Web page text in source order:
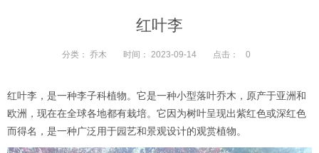
红叶李
分类： 乔木 时间： 2023-09-14 点击： 0
红叶李，是一种李子科植物。它是一种小型落叶乔木，原产于亚洲和
欧洲，现在在全球各地都有栽培。它因为树叶呈现出紫红色或深红色
而得名，是一种广泛用于园艺和景观设计的观赏植物。